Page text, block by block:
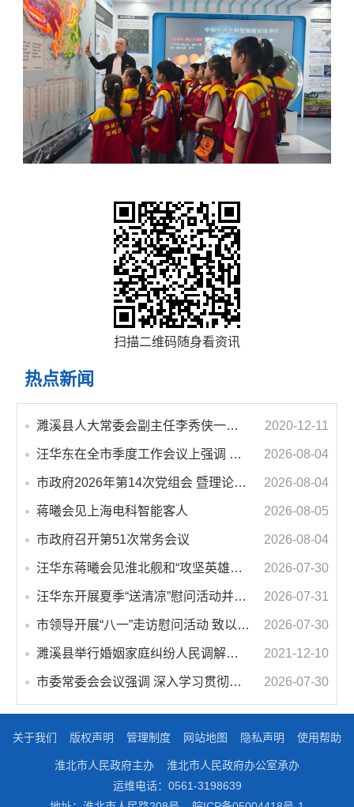
扫描二维码随身看资讯
热点新闻
濉溪县人大常委会副主任李秀侠一行调研城乡客运一体化和治超工作 2020-12-11
汪华东在全市季度工作会议上强调 锚定打好“三仗”任务和年度预期目标不动摇 在全市上下掀起比学赶超争先进位的攻坚热潮 2026-08-04
市政府2026年第14次党组会 暨理论学习中心组学习会议召开 蒋曦主持会议并讲话 2026-08-04
蒋曦会见上海电科智能客人 2026-08-05
市政府召开第51次常务会议 2026-08-04
汪华东蒋曦会见淮北舰和“攻坚英雄连”官兵代表 2026-07-30
汪华东开展夏季“送清凉”慰问活动并调研专门教育工作 落实落细防暑降温措施 用心用情关爱一线职工 2026-07-31
市领导开展“八一”走访慰问活动 致以节日问候 畅叙鱼水深情 2026-07-30
濉溪县举行婚姻家庭纠纷人民调解委员会暨调解志愿者服务团成立仪式 2021-12-10
市委常委会会议强调 深入学习贯彻习近平总书记重要讲话指示精神 高质量推进城市更新 不断提升本质安全水平 汪华东主持会议 2026-07-30
关于我们 版权声明 管理制度 网站地图 隐私声明 使用帮助
淮北市人民政府主办
淮北市人民政府办公室承办
运维电话：0561-3198639